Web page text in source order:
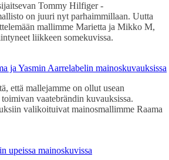
Tommy Hilfiger -
on juuri nyt parhaimmillaan. Uutta
mallimme Marietta ja Mikko M,
liikkeen somekuvissa.
Yasmin Aarrelabelin mainoskuvauksissa
että mallejamme on ollut usean
vaatebrändin kuvauksissa.
valikoituivat mainosmallimme Raama
upeissa mainoskuvissa